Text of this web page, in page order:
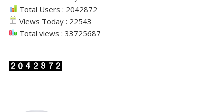
Total Users : 2042872
Views Today : 22543
Total views : 33725687